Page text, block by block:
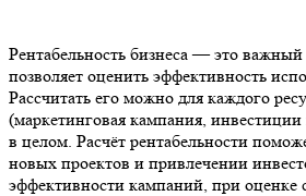
Рентабельность бизнеса — это важный
позволяет оценить эффективность
Рассчитать его можно для каждого
(маркетинговая кампания, инвестиции
в целом. Расчёт рентабельности
новых проектов и привлечении
эффективности кампаний, при оценке